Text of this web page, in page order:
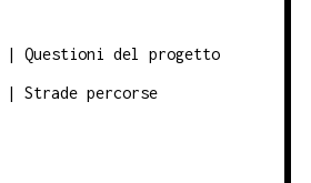
Questioni del progetto
Strade percorse